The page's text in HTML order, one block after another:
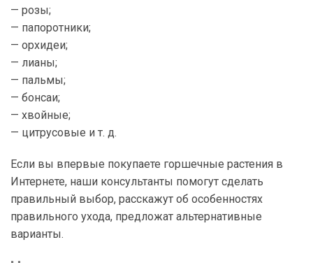
— розы;
— папоротники;
— орхидеи;
— лианы;
— пальмы;
— бонсаи;
— хвойные;
— цитрусовые и т. д.
Если вы впервые покупаете горшечные растения в
Интернете, наши консультанты помогут сделать
правильный выбор, расскажут об особенностях
правильного ухода, предложат альтернативные
варианты.